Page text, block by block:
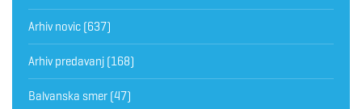
Arhiv novic (637)
Arhiv predavanj (168)
Balvanska smer (47)